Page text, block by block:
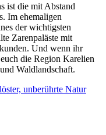
ist die mit Abstand
Im ehemaligen
der wichtigsten
Zarenpaläste mit
Und wenn ihr
die Region Karelien
Waldlandschaft.
unberührte Natur